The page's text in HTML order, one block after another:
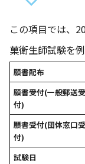
この項目では、
菓衛生師試験を
願書配布
願書受付(一般郵送受
付)
願書受付(団体窓口受
付)
試験日